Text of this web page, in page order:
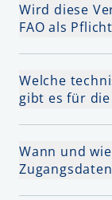
Wird diese
FAO als
Welche
gibt es für
Wann und